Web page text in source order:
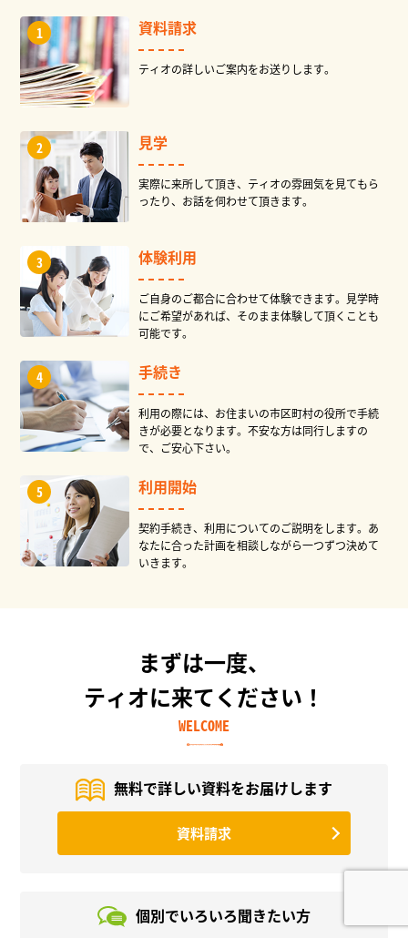
資料請求
ティオの詳しいご案内をお送りします。
見学
実際に来所して頂き、ティオの雰囲気を見てもら
ったり、お話を伺わせて頂きます。
体験利用
ご自身のご都合に合わせて体験できます。見学時
にご希望があれば、そのまま体験して頂くことも
可能です。
手続き
利用の際には、お住まいの市区町村の役所で手続
きが必要となります。不安な方は同行しますの
で、ご安心下さい。
利用開始
契約手続き、利用についてのご説明をします。あ
なたに合った計画を相談しながら一つずつ決めて
いきます。
まずは一度、
ティオに来てください！
WELCOME
無料で詳しい資料をお届けします
資料請求
個別でいろいろ聞きたい方